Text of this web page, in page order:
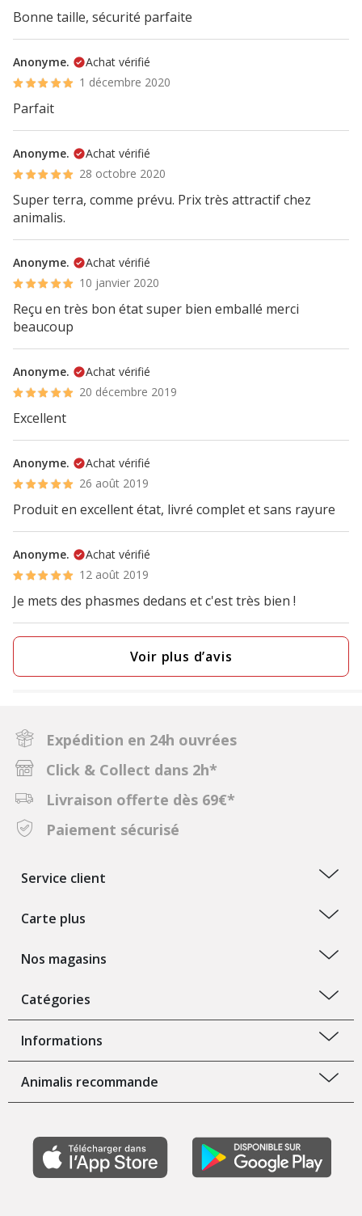
Bonne taille, sécurité parfaite
Anonyme.
Achat vérifié
1 décembre 2020
Parfait
Anonyme.
Achat vérifié
28 octobre 2020
Super terra, comme prévu. Prix très attractif chez
animalis.
Anonyme.
Achat vérifié
10 janvier 2020
Reçu en très bon état super bien emballé merci
beaucoup
Anonyme.
Achat vérifié
20 décembre 2019
Excellent
Anonyme.
Achat vérifié
26 août 2019
Produit en excellent état, livré complet et sans rayure
Anonyme.
Achat vérifié
12 août 2019
Je mets des phasmes dedans et c'est très bien !
Voir plus d’avis
Expédition en 24h ouvrées
Click & Collect dans 2h*
Livraison offerte dès 69€*
Paiement sécurisé
Service client
Carte plus
Nos magasins
Catégories
Informations
Animalis recommande